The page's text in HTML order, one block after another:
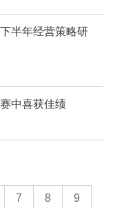
半年经营策略研
中喜获佳绩
7 8 9